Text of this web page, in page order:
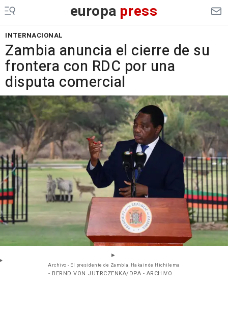
europa press
INTERNACIONAL
Zambia anuncia el cierre de su
frontera con RDC por una
disputa comercial
Archivo - El presidente de Zambia, Hakainde Hichilema
- BERND VON JUTRCZENKA/DPA - ARCHIVO